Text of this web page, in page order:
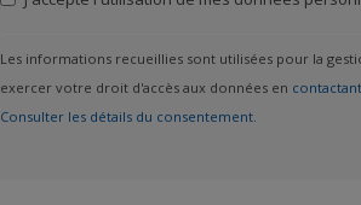
Les informations recueillies sont utilisées pour la
exercer votre droit d'accès aux données en
Consulter les détails du consentement.